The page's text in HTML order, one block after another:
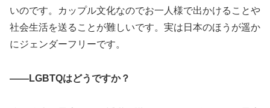
いのです。カップル文化なのでお一人様で出かけることや
社会生活を送ることが難しいです。実は日本のほうが遥か
にジェンダーフリーです。
――LGBTQはどうですか？